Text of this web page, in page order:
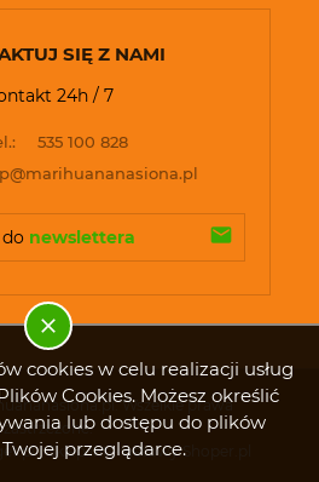
cookies w celu realizacji usług
Cookies. Możesz określić
lub dostępu do plików
przeglądarce.
SIĘ Z NAMI
24h / 7
535 100 828
newslettera
Wszelkie prawa
zastrzeżone.
Sklep internetowy Shoper.pl